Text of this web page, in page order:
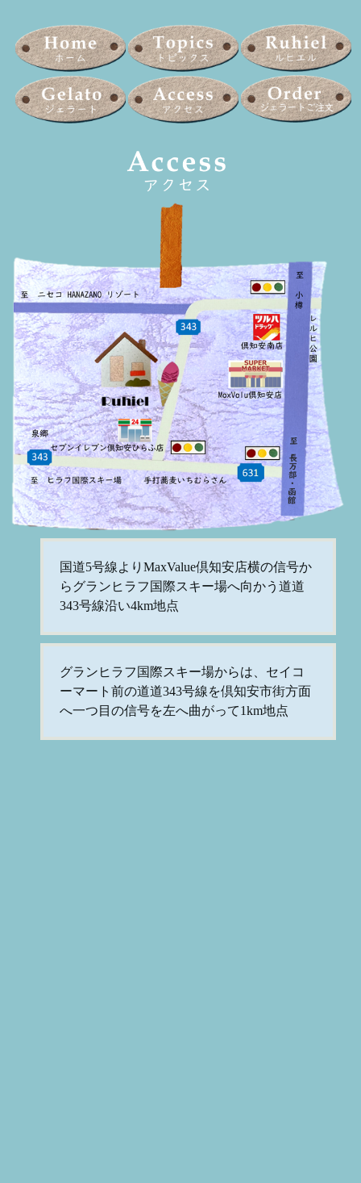
国道5号線よりMaxValue倶知安店横の信号か
らグランヒラフ国際スキー場へ向かう道道
343号線沿い4km地点
グランヒラフ国際スキー場からは、セイコ
ーマート前の道道343号線を倶知安市街方面
へ一つ目の信号を左へ曲がって1km地点